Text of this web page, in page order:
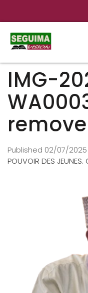
IMG-
Published 02/07/2025
POUVOIR DES JEUNES.